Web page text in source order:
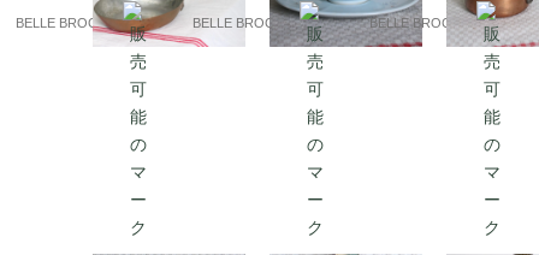
ランス発送（到着まで2
BELLE BROCANTE
シリーズ 手書きのバス
ケット花柄｜フランス
発送（到着まで2-3週
BELLE BROCANTE
（到着まで2-3週間）
BELLE BROCANTE